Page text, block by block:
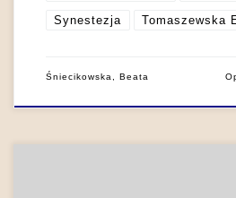
Synestezja Tomaszewska
Śniecikowska, Beata